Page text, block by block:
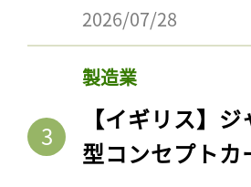
2026/07/28
製造業
【イギリス】
型コンセプトカ